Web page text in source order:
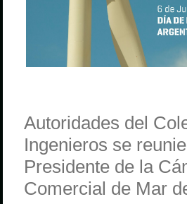
Autoridades del
Ingenieros se
Presidente de la
Comercial de Mar